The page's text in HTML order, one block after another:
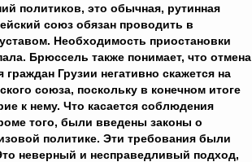
политиков, это обычная, рутинная
союз обязан проводить в
Необходимость приостановки
Брюссель также понимает, что отмена
Грузии негативно скажется на
союза, поскольку в конечном итоге
к нему. Что касается соблюдения
того, были введены законы о
политике. Эти требования были
неверный и несправедливый подход,